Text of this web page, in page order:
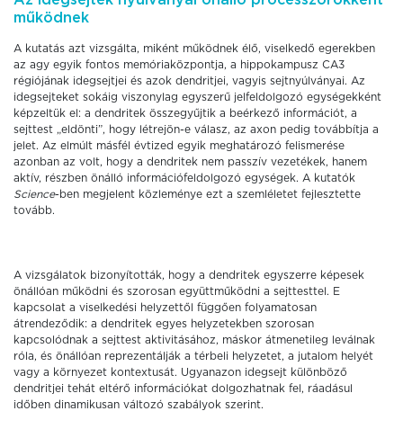
működnek
A kutatás azt vizsgálta, miként működnek élő, viselkedő egerekben
az agy egyik fontos memóriaközpontja, a hippokampusz CA3
régiójának idegsejtjei és azok dendritjei, vagyis sejtnyúlványai. Az
idegsejteket sokáig viszonylag egyszerű jelfeldolgozó egységekként
képzeltük el: a dendritek összegyűjtik a beérkező információt, a
sejttest „eldönti”, hogy létrejön-e válasz, az axon pedig továbbítja a
jelet. Az elmúlt másfél évtized egyik meghatározó felismerése
azonban az volt, hogy a dendritek nem passzív vezetékek, hanem
aktív, részben önálló információfeldolgozó egységek. A kutatók
Science-ben megjelent közleménye ezt a szemléletet fejlesztette
tovább.
A vizsgálatok bizonyították, hogy a dendritek egyszerre képesek
önállóan működni és szorosan együttműködni a sejttesttel. E
kapcsolat a viselkedési helyzettől függően folyamatosan
átrendeződik: a dendritek egyes helyzetekben szorosan
kapcsolódnak a sejttest aktivitásához, máskor átmenetileg leválnak
róla, és önállóan reprezentálják a térbeli helyzetet, a jutalom helyét
vagy a környezet kontextusát. Ugyanazon idegsejt különböző
dendritjei tehát eltérő információkat dolgozhatnak fel, ráadásul
időben dinamikusan változó szabályok szerint.